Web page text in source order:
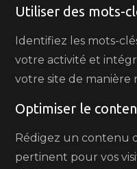
Utiliser des mots-
Identifiez les mots-
votre activité et
votre site de manière
Optimiser le
Rédigez un contenu
pertinent pour vos